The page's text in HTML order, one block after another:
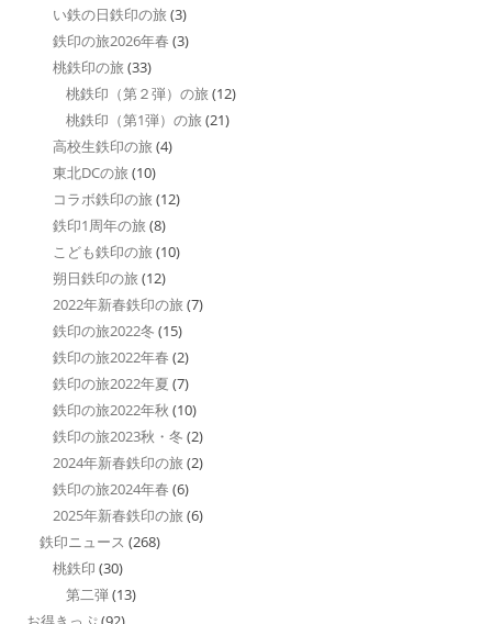
い鉄の日鉄印の旅 (3)
鉄印の旅2026年春 (3)
桃鉄印の旅 (33)
桃鉄印（第２弾）の旅 (12)
桃鉄印（第1弾）の旅 (21)
高校生鉄印の旅 (4)
東北DCの旅 (10)
コラボ鉄印の旅 (12)
鉄印1周年の旅 (8)
こども鉄印の旅 (10)
朔日鉄印の旅 (12)
2022年新春鉄印の旅 (7)
鉄印の旅2022冬 (15)
鉄印の旅2022年春 (2)
鉄印の旅2022年夏 (7)
鉄印の旅2022年秋 (10)
鉄印の旅2023秋・冬 (2)
2024年新春鉄印の旅 (2)
鉄印の旅2024年春 (6)
2025年新春鉄印の旅 (6)
鉄印ニュース (268)
桃鉄印 (30)
第二弾(13)